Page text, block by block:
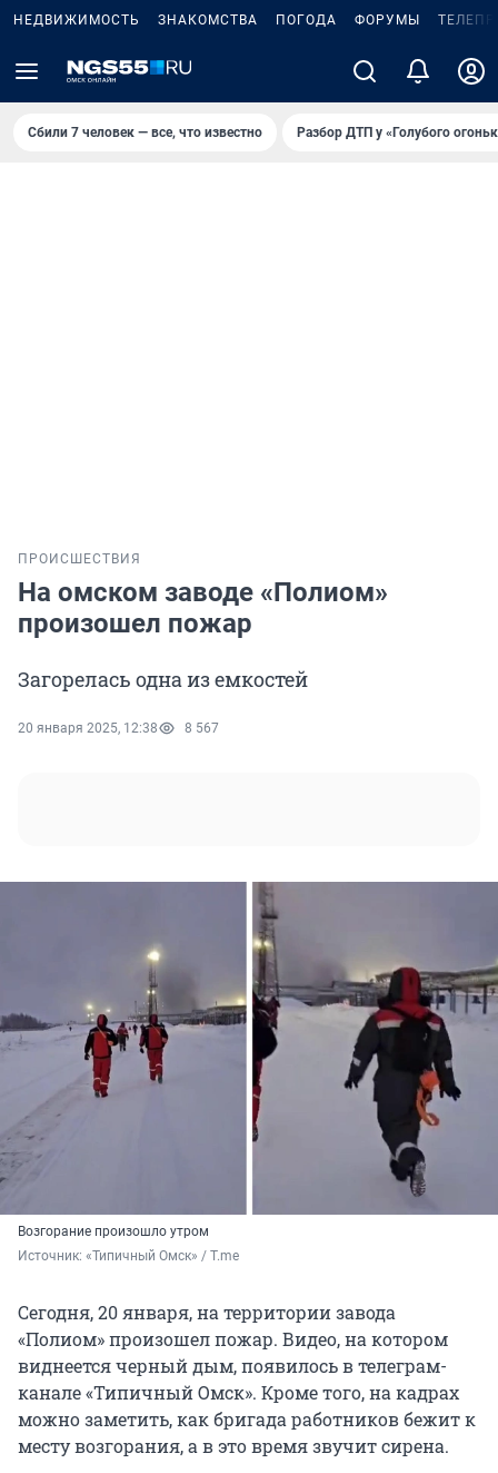
НЕДВИЖИМОСТЬ ЗНАКОМСТВА ПОГОДА ФОРУМЫ
Сбили 7 человек — все, что известно Разбор ДТП у «Голубого
ПРОИСШЕСТВИЯ
На омском заводе «Полиом»
произошел пожар
Загорелась одна из емкостей
20 января 2025, 12:38 8 567
Возгорание произошло утром
Источник: «Типичный Омск» / T.me
Сегодня, 20 января, на территории завода
«Полиом» произошел пожар. Видео, на котором
виднеется черный дым, появилось в телеграм-
канале «Типичный Омск». Кроме того, на кадрах
можно заметить, как бригада работников бежит к
месту возгорания, а в это время звучит сирена.